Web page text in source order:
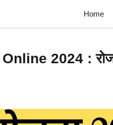
Home
2024 :